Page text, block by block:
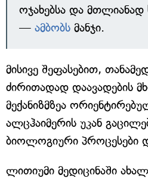
ოჯახებსა და მთლიანად
— ამბობს მანჯი.
მისივე შეფასებით,
ძირითადად დაავადების
მექანიზმზეა
ალცჰაიმერის უკან
ბიოლოგიური პროცესები
ლითიუმი მედიცინაში